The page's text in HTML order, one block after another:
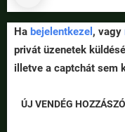
Ha bejelentkezel , vagy
privát üzenetek
illetve a captchát sem
ÚJ VENDÉG